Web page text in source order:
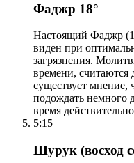
Фаджр 18°
Настоящий Фаджр
виден при
загрязнения.
времени, считаются
существует мнение,
подождать немного
время
5:15
Шурук (восход